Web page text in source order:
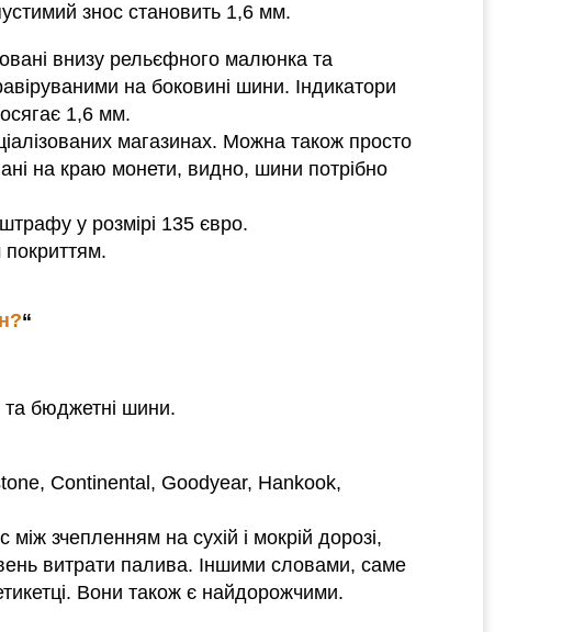
знос становить 1,6 мм.
внизу рельєфного малюнка та
на боковині шини. Індикатори
1,6 мм.
магазинах. Можна також просто
на краю монети, видно, шини потрібно
у розмірі 135 євро.
“
бюджетні шини.
Continental, Goodyear, Hankook,
зчепленням на сухій і мокрій дорозі,
витрати палива. Іншими словами, саме
Вони також є найдорожчими.